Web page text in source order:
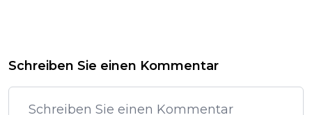
Schreiben Sie einen Kommentar